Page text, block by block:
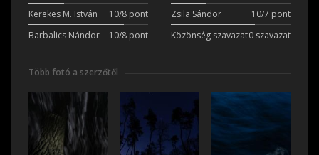
Kerekes M. István
10/8 pont Zsila Sándor
10/7 pont
Barbalics Nándor
10/8 pont Közönség szavazat0 szavazat
Több fotó a szerzőtől